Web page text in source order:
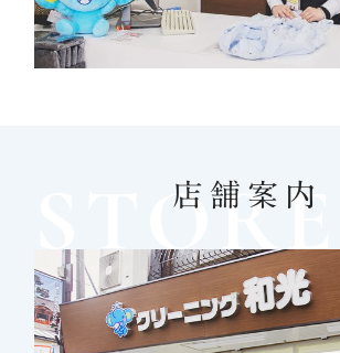
店舗案内
STORE